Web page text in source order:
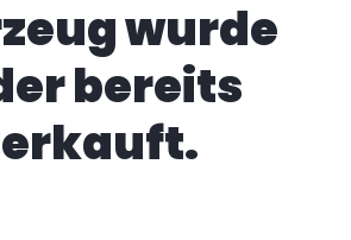
wurde
bereits